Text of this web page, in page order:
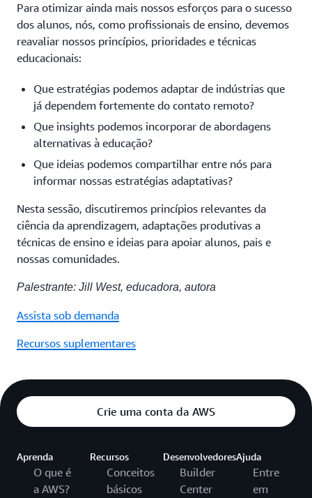
Para otimizar ainda mais nossos esforços para o sucesso
dos alunos, nós, como profissionais de ensino, devemos
reavaliar nossos princípios, prioridades e técnicas
educacionais:
Que estratégias podemos adaptar de indústrias que
já dependem fortemente do contato remoto?
Que insights podemos incorporar de abordagens
alternativas à educação?
Que ideias podemos compartilhar entre nós para
informar nossas estratégias adaptativas?
Nesta sessão, discutiremos princípios relevantes da
ciência da aprendizagem, adaptações produtivas a
técnicas de ensino e ideias para apoiar alunos, pais e
nossas comunidades.
Palestrante: Jill West, educadora, autora
Assista sob demanda
Recursos suplementares
Crie uma conta da AWS
Aprenda
O que é
a AWS?
Recursos
Conceitos
básicos
Desenvolvedores
Builder
Center
Ajuda
Entre
em